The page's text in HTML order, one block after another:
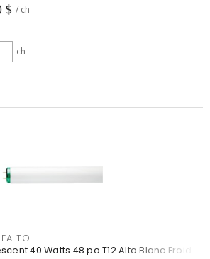
$ / ch
ch
40 Watts 48 po T12 Alto Blanc Froid